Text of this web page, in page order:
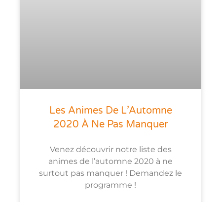
Les Animes De L’Automne
2020 À Ne Pas Manquer
Venez découvrir notre liste des
animes de l’automne 2020 à ne
surtout pas manquer ! Demandez le
programme !